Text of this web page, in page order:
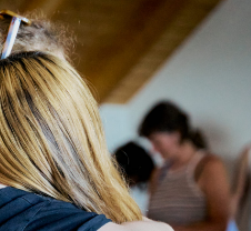
persönlichen
und gemeinsamen
helfen ihnen, auf
zu kommen.
ein Erwachsener,